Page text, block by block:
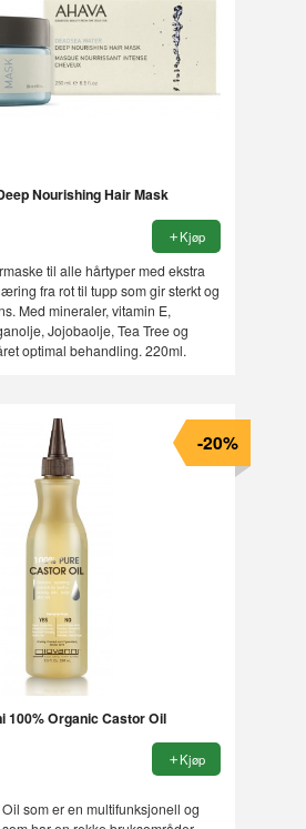
Nourishing Hair Mask
Kjøp
til alle hårtyper med ekstra
fra rot til tupp som gir sterkt og
Med mineraler, vitamin E,
Jojobaolje, Tea Tree og
optimal behandling. 220ml.
100% Organic Castor Oil
-20%
Kjøp
som er en multifunksjonell og